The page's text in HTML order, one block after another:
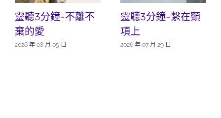
靈聽3分鐘-不離不
棄的愛
2026 年 08 月 05 日
靈聽3分鐘-繫在頸
項上
2026 年 07 月 29 日